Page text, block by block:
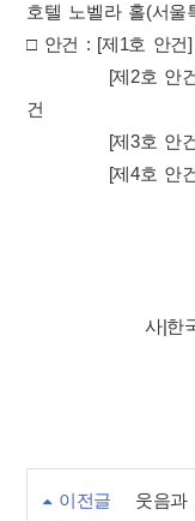
호텔 노벨라 홀(서울
□ 안건 : [제1호 안건
[제2호 안건]
건
[제3호 안건]
[제4호 안건]
사|한
이전글
웃음과